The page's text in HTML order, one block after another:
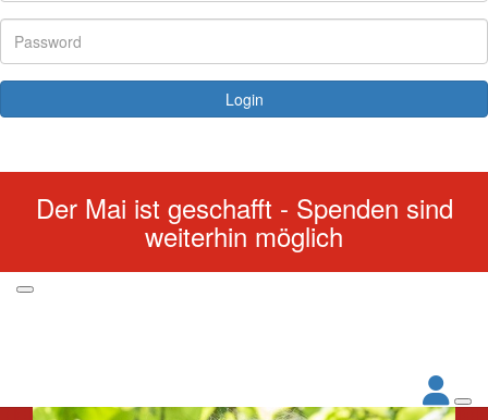
Login
Der Mai ist geschafft - Spenden sind
weiterhin möglich